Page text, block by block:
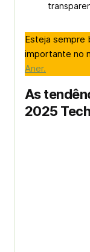
Esteja sempre
importante no
Aner.
As
2025